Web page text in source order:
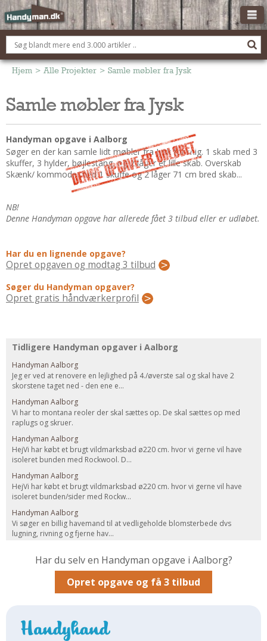
OM HANDYMAN.DK
FÅ 3 TILBUD
BOLIG KØBERÅDGIVNING
Montage Og Nybyg
Reparation Og Vedligehold
Alt Om Køkkenet
Om Værktøj
ELEKTRIKER
Regler Og Love
Udskiftning Og Montage
Om Materialer
Reparation Og Vedligehold
Varme Og Energi
Andet
MALER
Indendørs
Udendørs
Kan Det Males?
MURER
Nybygning
Reparationer
Om Værktøj
Om Materialer
HANDYMAN
Hjem > Alle Projekter > Samle møbler fra Jysk
Samle møbler fra Jysk
Handyman opgave i Aalborg
Søger en der kan samle lidt møbler fra Jysk for mig. 1 skab med 3
skuffer, 3 hylder, bøjlestang, og 2 låger et lille skab. Overskab
Skænk/ kommode med 1 skuffe og 2 låger 71 cm bred skab...
NB!
Denne Handyman opgave har allerede fået 3 tilbud eller er udløbet.
Har du en lignende opgave?
Opret opgaven og modtag 3 tilbud
Søger du Handyman opgaver?
Opret gratis håndværkerprofil
Tidligere Handyman opgaver i Aalborg
Handyman Aalborg
Jeg er ved at renovere en lejlighed på 4./øverste sal og skal have 2
skorstene taget ned - den ene e...
Handyman Aalborg
Vi har to montana reoler der skal sættes op. De skal sættes op med
raplugs og skruer.
Handyman Aalborg
HejVi har købt et brugt vildmarksbad ø220 cm. hvor vi gerne vil have
isoleret bunden med Rockwool. D...
Handyman Aalborg
HejVi har købt et brugt vildmarksbad ø220 cm. hvor vi gerne vil have
isoleret bunden/sider med Rockw...
Handyman Aalborg
Vi søger en billig havemand til at vedligeholde blomsterbede dvs
lugning, rivning og fjerne hav...
Har du selv en Handyman opgave i Aalborg?
Opret opgave og få 3 tilbud